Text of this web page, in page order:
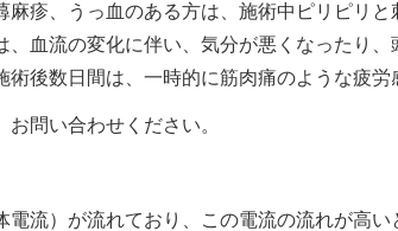
麻疹、うっ血のある方は、施術中ピリピリと
、血流の変化に伴い、気分が悪くなったり、
術後数日間は、一時的に筋肉痛のような疲労
問い合わせください。
電流）が流れており、この電流の流れが高い